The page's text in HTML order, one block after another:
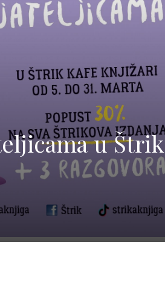
Teorija i nauka
u Štrik